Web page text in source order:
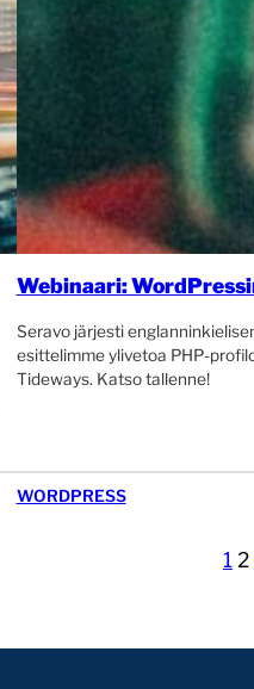
Webinaari:
Seravo järjesti
esittelimme ylivetoa PHP-
Tideways. Katso tallenne!
WORDPRESS
1 2